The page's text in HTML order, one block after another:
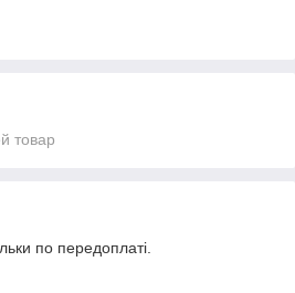
товар
по передоплаті.